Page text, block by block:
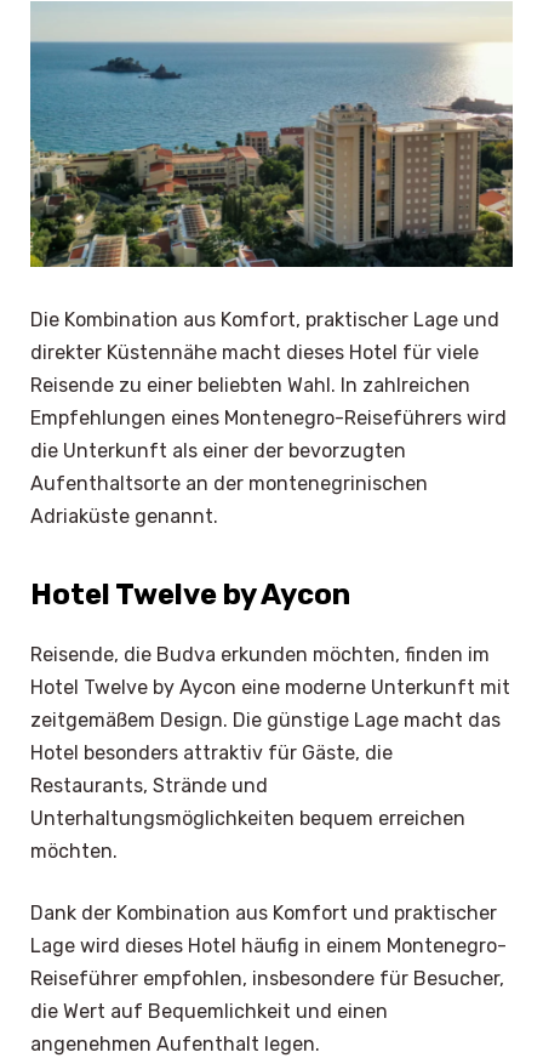
Die Kombination aus Komfort, praktischer Lage und
direkter Küstennähe macht dieses Hotel für viele
Reisende zu einer beliebten Wahl. In zahlreichen
Empfehlungen eines Montenegro-Reiseführers wird
die Unterkunft als einer der bevorzugten
Aufenthaltsorte an der montenegrinischen
Adriaküste genannt.
Hotel Twelve by Aycon
Reisende, die Budva erkunden möchten, finden im
Hotel Twelve by Aycon eine moderne Unterkunft mit
zeitgemäßem Design. Die günstige Lage macht das
Hotel besonders attraktiv für Gäste, die
Restaurants, Strände und
Unterhaltungsmöglichkeiten bequem erreichen
möchten.
Dank der Kombination aus Komfort und praktischer
Lage wird dieses Hotel häufig in einem Montenegro-
Reiseführer empfohlen, insbesondere für Besucher,
die Wert auf Bequemlichkeit und einen
angenehmen Aufenthalt legen.